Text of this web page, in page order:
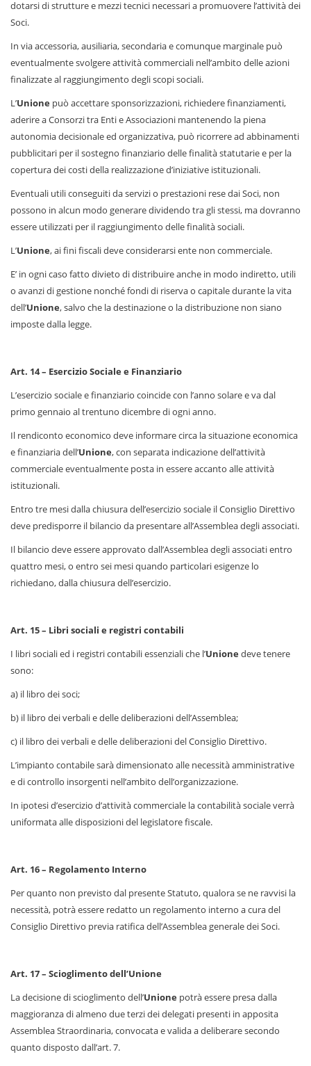
dotarsi di strutture e mezzi tecnici necessari a promuovere l’attività dei
Soci.
In via accessoria, ausiliaria, secondaria e comunque marginale può
eventualmente svolgere attività commerciali nell’ambito delle azioni
finalizzate al raggiungimento degli scopi sociali.
L’Unione può accettare sponsorizzazioni, richiedere finanziamenti,
aderire a Consorzi tra Enti e Associazioni mantenendo la piena
autonomia decisionale ed organizzativa, può ricorrere ad abbinamenti
pubblicitari per il sostegno finanziario delle finalità statutarie e per la
copertura dei costi della realizzazione d’iniziative istituzionali.
Eventuali utili conseguiti da servizi o prestazioni rese dai Soci, non
possono in alcun modo generare dividendo tra gli stessi, ma dovranno
essere utilizzati per il raggiungimento delle finalità sociali.
L’Unione, ai fini fiscali deve considerarsi ente non commerciale.
E’ in ogni caso fatto divieto di distribuire anche in modo indiretto, utili
o avanzi di gestione nonché fondi di riserva o capitale durante la vita
dell’Unione, salvo che la destinazione o la distribuzione non siano
imposte dalla legge.
Art. 14 – Esercizio Sociale e Finanziario
L’esercizio sociale e finanziario coincide con l’anno solare e va dal
primo gennaio al trentuno dicembre di ogni anno.
Il rendiconto economico deve informare circa la situazione economica
e finanziaria dell’Unione, con separata indicazione dell’attività
commerciale eventualmente posta in essere accanto alle attività
istituzionali.
Entro tre mesi dalla chiusura dell’esercizio sociale il Consiglio Direttivo
deve predisporre il bilancio da presentare all’Assemblea degli associati.
Il bilancio deve essere approvato dall’Assemblea degli associati entro
quattro mesi, o entro sei mesi quando particolari esigenze lo
richiedano, dalla chiusura dell’esercizio.
Art. 15 – Libri sociali e registri contabili
I libri sociali ed i registri contabili essenziali che l’Unione deve tenere
sono:
a) il libro dei soci;
b) il libro dei verbali e delle deliberazioni dell’Assemblea;
c) il libro dei verbali e delle deliberazioni del Consiglio Direttivo.
L’impianto contabile sarà dimensionato alle necessità amministrative
e di controllo insorgenti nell’ambito dell’organizzazione.
In ipotesi d’esercizio d’attività commerciale la contabilità sociale verrà
uniformata alle disposizioni del legislatore fiscale.
Art. 16 – Regolamento Interno
Per quanto non previsto dal presente Statuto, qualora se ne ravvisi la
necessità, potrà essere redatto un regolamento interno a cura del
Consiglio Direttivo previa ratifica dell’Assemblea generale dei Soci.
Art. 17 – Scioglimento dell’Unione
La decisione di scioglimento dell’Unione potrà essere presa dalla
maggioranza di almeno due terzi dei delegati presenti in apposita
Assemblea Straordinaria, convocata e valida a deliberare secondo
quanto disposto dall’art. 7.